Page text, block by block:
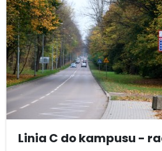
Linia C do kampusu -